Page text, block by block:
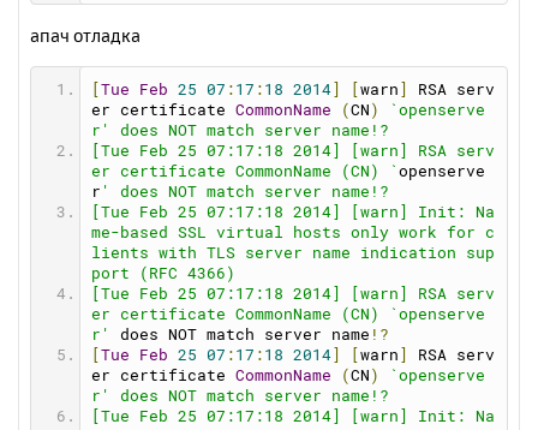
postgresqlport
httpport
httpsport =443
httpbackport =8080
ftpport 21
sftpport 990
phpport= 9000
memcacheport =11211
[ftp]
ftp= 0
ftpcommandtimeout
ftpconnecttimeout = 60
[ sendmail]
smtp_server
""
smtp_port =""
auth_username= ""
auth_password = ""
апач отладка
Tue Feb 25 07 : 17 : 18 2014 warn
RSA serv
er certificate CommonName (CN )
`openserve
r' does NOT match server name!?
[Tue Feb 25 07:17:18 2014] [warn] RSA serv
er certificate CommonName (CN) ` openserve
r ' does NOT match server name!?
[Tue Feb 25 07:17:18 2014] [warn] Init: Na
me-based SSL virtual hosts only work for c
lients with TLS server name indication sup
port (RFC 4366)
[Tue Feb 25 07:17:18 2014] [warn] RSA serv
er certificate CommonName (CN) `openserve
r'
does NOT match server name !?
Tue Feb 25 07 : 17 : 18 2014 warn
RSA serv
er certificate CommonName (CN )
`openserve
r' does NOT match server name!?
[Tue Feb 25 07:17:18 2014] [warn] Init: Na